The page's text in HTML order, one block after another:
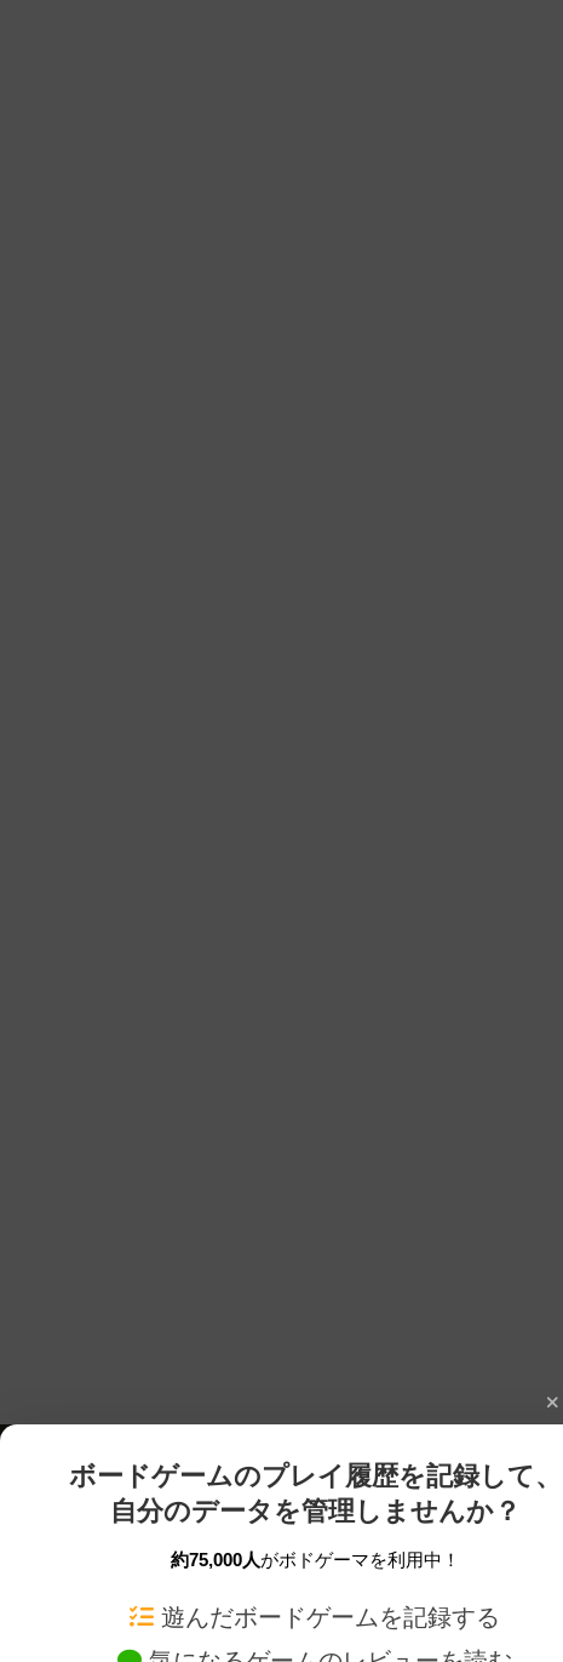
ボードゲームのプレイ履歴を記録して、
自分のデータを管理しませんか？
約75,000人がボドゲーマを利用中！
遊んだボードゲームを記録する